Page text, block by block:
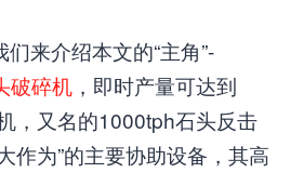
来介绍本文的“主角”-
破碎机，即时产量可达到
，又名的1000tph石头反击
作为”的主要协助设备，其高